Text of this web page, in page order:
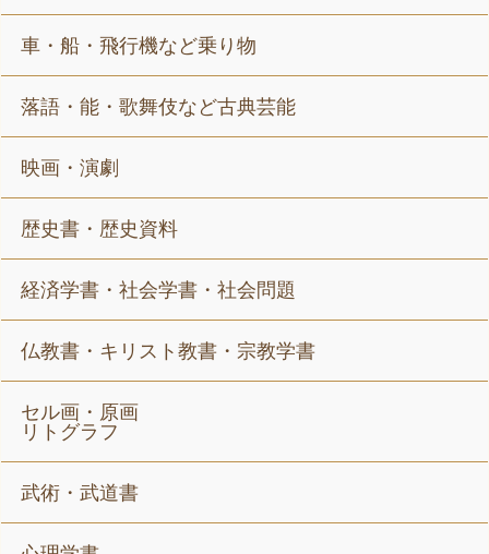
車・船・飛行機など乗り物
落語・能・歌舞伎など古典芸能
映画・演劇
歴史書・歴史資料
経済学書・社会学書・社会問題
仏教書・キリスト教書・宗教学書
セル画・原画
リトグラフ
武術・武道書